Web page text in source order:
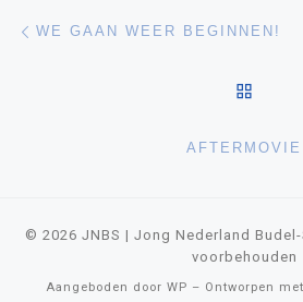
Bericht navigatie
WE GAAN WEER BEGINNEN!
© 2026 JNBS | Jong Nederland
voorbehouden
Aangeboden door WP – Ontworpen